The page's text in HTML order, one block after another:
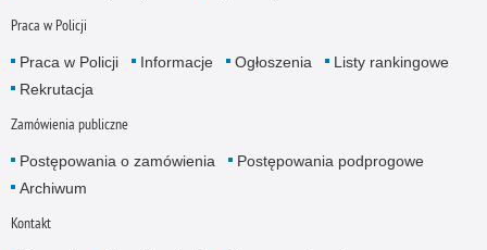
Praca w Policji
Praca w Policji Informacje Ogłoszenia
Listy rankingowe
Rekrutacja
Zamówienia publiczne
Postępowania o zamówienia
Postępowania podprogowe
Archiwum
Kontakt